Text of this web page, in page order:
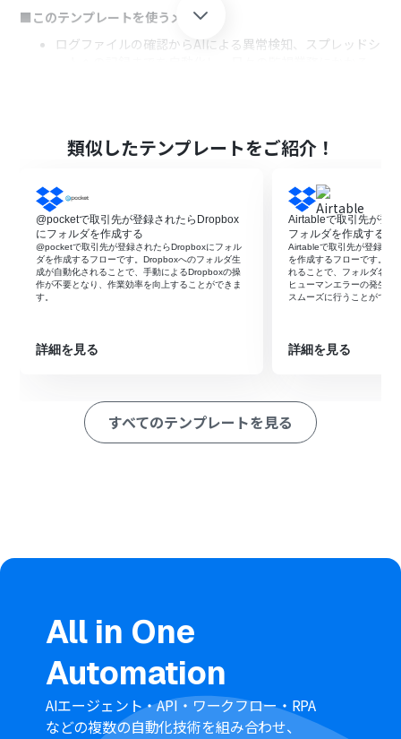
■このテンプレートを使うメリット
ログファイルの確認からAIによる異常検知、スプレッドシ
■フローボットの流れ
はじめに、DropboxとGoogle スプレッドシートをYoom
と連携します。
次に、トリガーでDropboxを選択し、「特定のフォルダ
内でファイルが作成または更新されたら」というアクショ
ンを設定します。
続いて、オペレーションでDropboxの「ファイルをダウ
ンロードする」アクションを設定し、トリガーで検知した
を読み取る」アクションを設定し、ダウンロードしたファ
OCRで抽出したテキストを基に異常の有無を判定させま
最後に、Google スプレッドシートの「レコードを追加す
■このワークフローのカスタムポイント
ファイル名のみを対象とすることも可能です。
Google スプレッドシートに記録するアクションでは、出
力先となるスプレッドシートIDと、具体的なシート（タ
ブ）名を任意で設定してください。
■注意事項
Google スプレッドシート、DropboxのそれぞれとYoom
類似したテンプレートをご紹介！
@pocketで取引先が登録されたらDropbox
にフォルダを作成する
@pocketで取引先が登録されたらDropboxにフォル
ダを作成するフローです。Dropboxへのフォルダ生
成が自動化されることで、手動によるDropboxの操
作が不要となり、作業効率を向上することができま
す。
詳細を見る
Airtableで取引先が登
フォルダを作成する
Airtableで取引先が登録さ
を作成するフローです。フ
れることで、フォルダ名の
ヒューマンエラーの発生を
スムーズに行うことができ
詳細を見る
すべてのテンプレートを見る
All in One
Automation
AIエージェント・API・ワークフロー・RPA
などの複数の自動化技術を組み合わせ、